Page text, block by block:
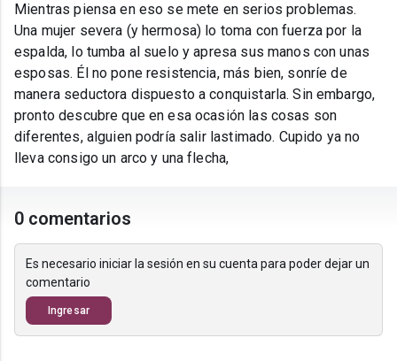
Mientras piensa en eso se mete en serios problemas.
Una mujer severa (y hermosa) lo toma con fuerza por la
espalda, lo tumba al suelo y apresa sus manos con unas
esposas. Él no pone resistencia, más bien, sonríe de
manera seductora dispuesto a conquistarla. Sin embargo,
pronto descubre que en esa ocasión las cosas son
diferentes, alguien podría salir lastimado. Cupido ya no
lleva consigo un arco y una flecha,
0 comentarios
Es necesario iniciar la sesión en su cuenta para poder dejar un
comentario
Ingresar